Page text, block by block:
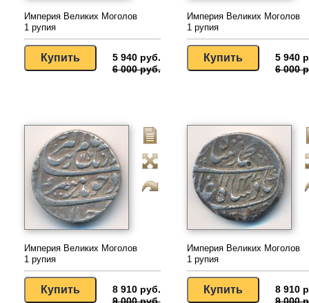
Империя Великих Моголов
1 рупия
5 940 руб.
6 000 руб.
Империя Великих Моголов
1 рупия
5 940
6 000
Империя Великих Моголов
1 рупия
8 910 руб.
Империя Великих Моголов
1 рупия
8 910